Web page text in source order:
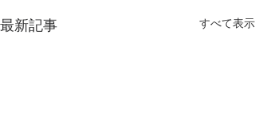
最新記事 すべて表示